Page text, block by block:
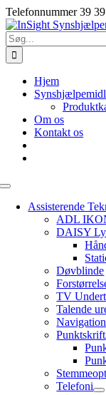
Skip
to
content
Telefonnummer 39
Søg
efter:
Hjem
Om os
Kontakt os
Toggle
NavigationAssisterende
ADL
DAISY
Døvblinde
TV
Talende
Navigation
Punktskrift
Telefoni